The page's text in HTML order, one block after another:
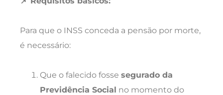
Para que o INSS conceda a pensão por morte,
é necessário:
Que o falecido fosse segurado da
Previdência Social no momento do